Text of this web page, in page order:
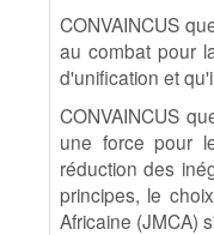
CONVAINCUS
au combat pour
d'unification et
CONVAINCUS
une force pour
réduction des
principes, le
Africaine (JMCA)